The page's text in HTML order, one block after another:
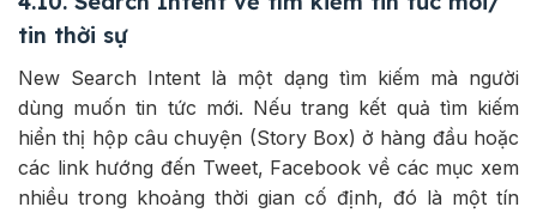
tin thời sự
New Search Intent là một dạng tìm kiếm mà người
dùng muốn tin tức mới. Nếu trang kết quả tìm kiếm
hiển thị hộp câu chuyện (Story Box) ở hàng đầu hoặc
các link hướng đến Tweet, Facebook về các mục xem
nhiều trong khoảng thời gian cố định, đó là một tín